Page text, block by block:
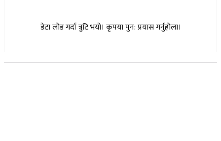
डेटा लोड गर्दा त्रुटि भयो। कृपया पुन: प्रयास गर्नुहोला।